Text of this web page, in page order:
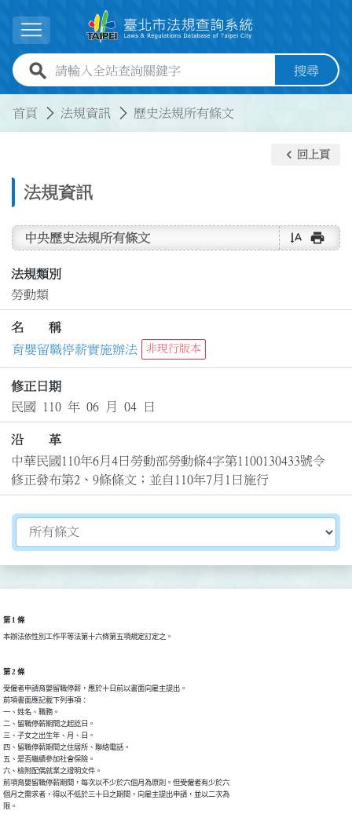
展開選單
全站查詢關鍵字欄位 搜尋
首頁 法規資訊 歷史法規所有條文
法規資訊
keyboard_arrow_left 回上頁
中央歷史法規所有條文 text_rotate_vertical print
法規類別
勞動類
名 稱
育嬰留職停薪實施辦法
非現行版本
修正日期
民國 110 年 06 月 04 日
沿 革
中華民國110年6月4日勞動部勞動條4字第1100130433號令
修正發布第2、9條條文；並自110年7月1日施行
切換選擇法規資訊內容
第 1 條
本辦法依性別工作平等法第十六條第五項規定訂定之。
第 2 條
受僱者申請育嬰留職停薪，應於十日前以書面向雇主提出。
前項書面應記載下列事項：
一、姓名、職務。
二、留職停薪期間之起訖日。
三、子女之出生年、月、日。
四、留職停薪期間之住居所、聯絡電話。
五、是否繼續參加社會保險。
六、檢附配偶就業之證明文件。
前項育嬰留職停薪期間，每次以不少於六個月為原則。但受僱者有少於六
個月之需求者，得以不低於三十日之期間，向雇主提出申請，並以二次為
限。